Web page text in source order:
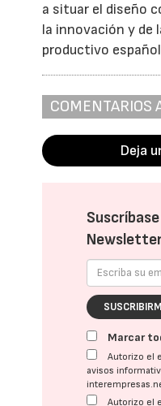
a situar el diseño
la innovación y de
productivo
COMENTARIOS
Deja
Marcar
Autorizo el
avisos
Autorizo el